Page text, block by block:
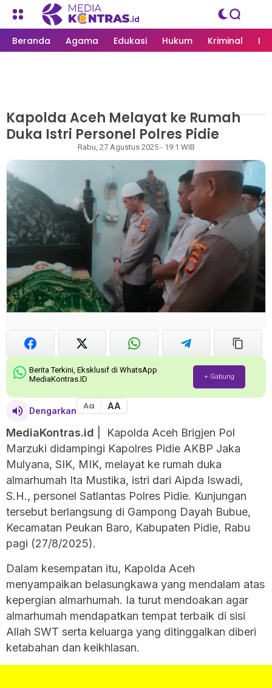
Beranda Agama Edukasi Hukum Kriminal
MEDIAKONTRAS.ID/PEMERINTAH
Kapolda Aceh Melayat ke Rumah
Duka Istri Personel Polres Pidie
Rabu, 27 Agustus 2025 - 19:1 WIB
Berita Terkini, Eksklusif di WhatsApp
MediaKontras.ID
+ Gabung
Dengarkan Aa AA
MediaKontras.id | Kapolda Aceh Brigjen Pol
Marzuki didampingi Kapolres Pidie AKBP Jaka
Mulyana, SIK, MIK, melayat ke rumah duka
almarhumah Ita Mustika, istri dari Aipda Iswadi,
S.H., personel Satlantas Polres Pidie. Kunjungan
tersebut berlangsung di Gampong Dayah Bubue,
Kecamatan Peukan Baro, Kabupaten Pidie, Rabu
pagi (27/8/2025).
Dalam kesempatan itu, Kapolda Aceh
menyampaikan belasungkawa yang mendalam atas
kepergian almarhumah. Ia turut mendoakan agar
almarhumah mendapatkan tempat terbaik di sisi
Allah SWT serta keluarga yang ditinggalkan diberi
ketabahan dan keikhlasan.